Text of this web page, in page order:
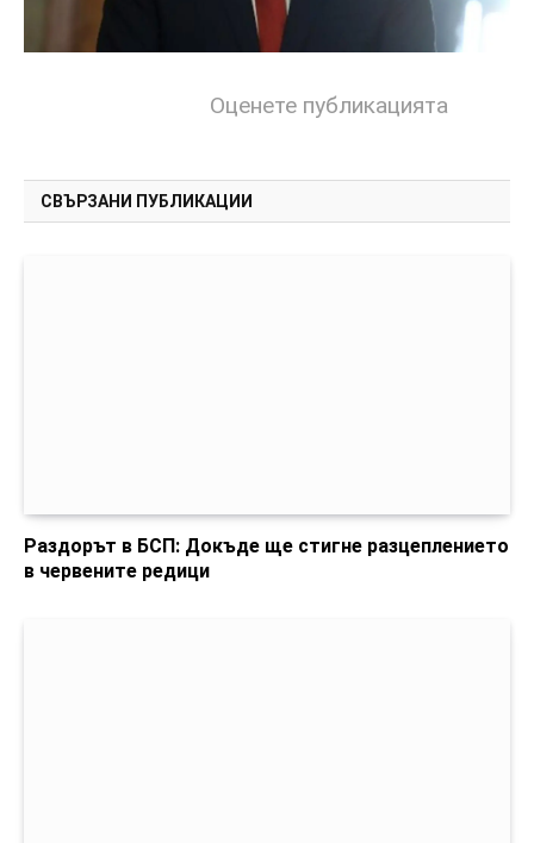
Оценете публикацията
СВЪРЗАНИ ПУБЛИКАЦИИ
Раздорът в БСП: Докъде ще стигне разцеплението
в червените редици